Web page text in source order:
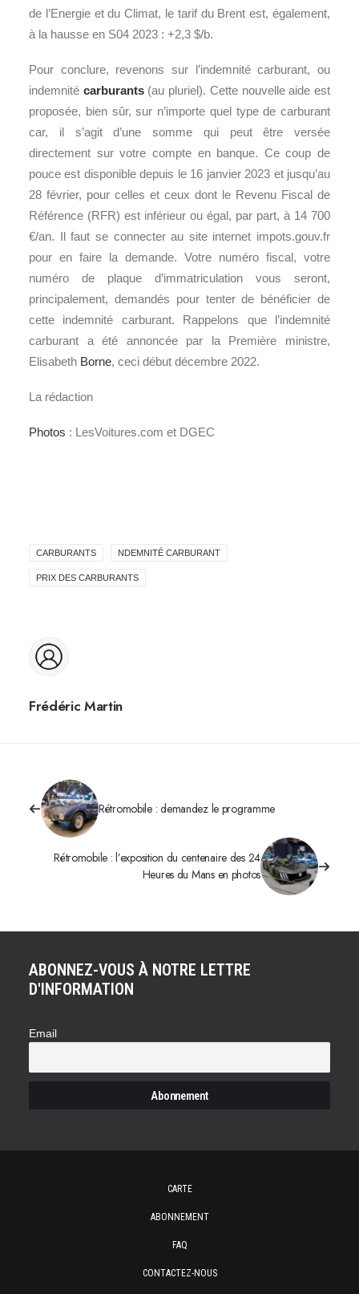
de l’Energie et du Climat, le tarif du Brent est, également,
à la hausse en S04 2023 : +2,3 $/b.
Pour conclure, revenons sur l’indemnité carburant, ou
indemnité carburants(au pluriel). Cette nouvelle aide est
proposée, bien sûr, sur n’importe quel type de carburant
car, il s’agit d’une somme qui peut être versée
directement sur votre compte en banque. Ce coup de
pouce est disponible depuis le 16 janvier 2023 et jusqu’au
28 février, pour celles et ceux dont le Revenu Fiscal de
Référence (RFR) est inférieur ou égal, par part, à 14 700
€/an. Il faut se connecter au site internet impots.gouv.fr
pour en faire la demande. Votre numéro fiscal, votre
numéro de plaque d’immatriculation vous seront,
principalement, demandés pour tenter de bénéficier de
cette indemnité carburant. Rappelons que l’indemnité
carburant a été annoncée par la Première ministre,
Elisabeth Borne, ceci début décembre 2022.
La rédaction
Photos : LesVoitures.com et DGEC
CARBURANTS NDEMNITÉ CARBURANT
PRIX DES CARBURANTS
Frédéric Martin
Rétromobile : demandez le programme
Rétromobile : l’exposition du centenaire des 24
Heures du Mans en photos
ABONNEZ-VOUS À NOTRE LETTRE
D'INFORMATION
Email
CARTE
ABONNEMENT
FAQ
CONTACTEZ-NOUS